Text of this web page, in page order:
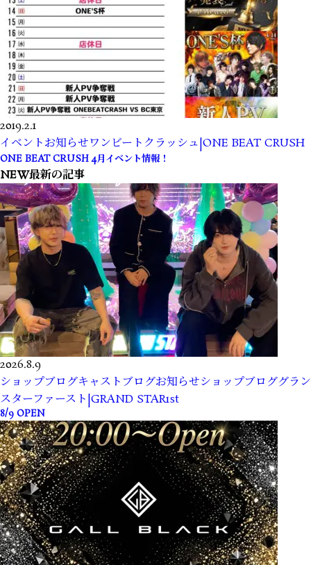
2019.2.1
イベントお知らせワンビートクラッシュ|ONE BEAT CRUSH
ONE BEAT CRUSH 4月イベント情報！
NEW最新の記事
2026.8.9
ショップブログキャストブログお知らせショップブロググラン
スターファースト|GRAND STAR1st
8/9 OPEN